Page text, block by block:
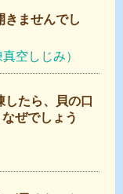
きませんでし
空しじみ）
たら、貝の口
ぜでしょう